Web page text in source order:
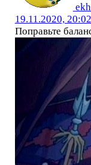
19.11.2020, 20:02
Поправьте